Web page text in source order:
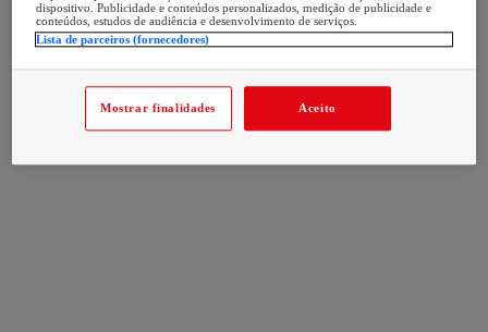
dispositivo. Publicidade e conteúdos personalizados, medição de publicidade e
conteúdos, estudos de audiência e desenvolvimento de serviços.
Lista de parceiros (fornecedores)
Mostrar finalidades Aceito